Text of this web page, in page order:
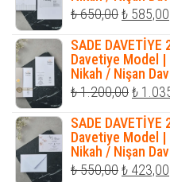
₺650,00Orijinal
fiyat:
₺
₺ 585,00
SADE
Davetiye Model
Nikah / Nişan
₺1.200,00Orijinal
fiyat:
₺
₺
SADE
Davetiye Model
Nikah / Nişan
₺550,00Orijinal
₺ 423,00